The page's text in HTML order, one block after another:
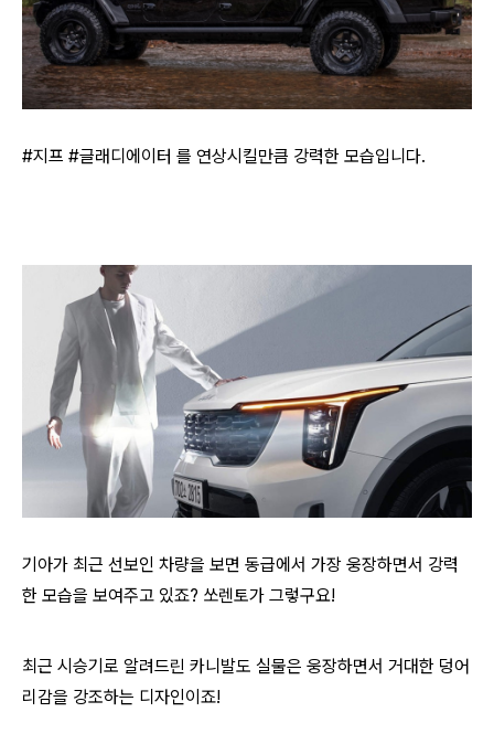
#지프 #글래디에이터 를 연상시킬만큼 강력한 모습입니다.
기아가 최근 선보인 차량을 보면 동급에서 가장 웅장하면서 강력
한 모습을 보여주고 있죠? 쏘렌토가 그렇구요!
최근 시승기로 알려드린 카니발도 실물은 웅장하면서 거대한 덩어
리감을 강조하는 디자인이죠!